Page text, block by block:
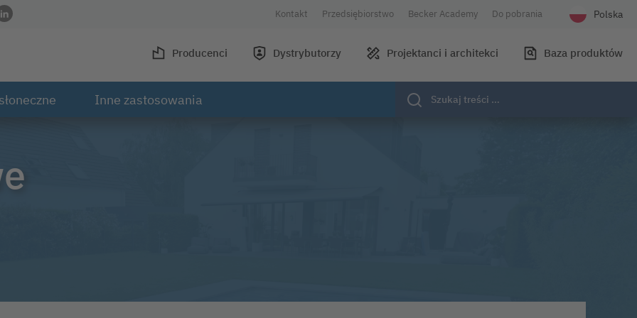
FacebookInstagram
w serwisie Youtube
profilu w serwisie Xing
Link do profilu w serwisie LinkedIn Kontakt Przedsiębiorstwo Becker Academy Do pobrania Polska
Producenci Dystrybutorzy Projektanci i architekci Baza produktów
Inne zastosowania